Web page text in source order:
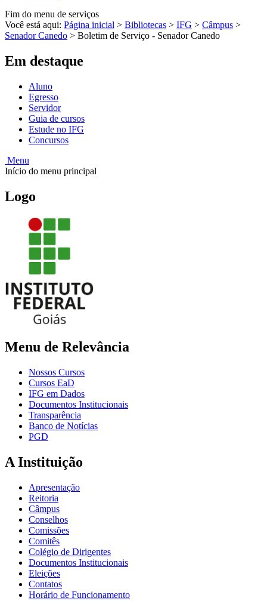
Fim do menu de serviços
Você está aqui: Página inicial > Bibliotecas > IFG > Câmpus >
Senador Canedo > Boletim de Serviço - Senador Canedo
Em destaque
Aluno
Egresso
Servidor
Guia de cursos
Estude no IFG
Concursos
Menu
Início do menu principal
Logo
Menu de Relevância
Nossos Cursos
Cursos EaD
IFG em Dados
Documentos Institucionais
Transparência
Banco de Notícias
PGD
A Instituição
Apresentação
Reitoria
Câmpus
Conselhos
Comissões
Comitês
Colégio de Dirigentes
Documentos Institucionais
Eleições
Contatos
Horário de Funcionamento